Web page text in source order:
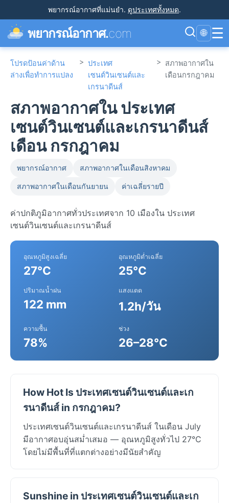
พยากรณ์อากาศที่แม่นยำ. ดูประเทศทั้งหมด.
พยากรณ์อากาศ.com 🌐 ☰
โปรดป้อนค่าด้าน
ล่างเพื่อทำการแปลง
> ประเทศ
เซนต์วินเซนต์และ
เกรนาดีนส์
> สภาพอากาศใน
เดือนกรกฎาคม
สภาพอากาศใน ประเทศ
เซนต์วินเซนต์และเกรนาดีนส์
เดือน กรกฎาคม
พยากรณ์อากาศ สภาพอากาศในเดือนสิงหาคม
สภาพอากาศในเดือนกันยายน ค่าเฉลี่ยรายปี
ค่าปกติภูมิอากาศทั่วประเทศจาก 10 เมืองใน ประเทศ
เซนต์วินเซนต์และเกรนาดีนส์
อุณหภูมิสูงเฉลี่ย
27°C
อุณหภูมิต่ำเฉลี่ย
25°C
ปริมาณน้ำฝน
122 mm
แสงแดด
1.2h/วัน
ความชื้น
78%
ช่วง
26–28°C
How Hot Is ประเทศเซนต์วินเซนต์และเก
รนาดีนส์ in กรกฎาคม?
ประเทศเซนต์วินเซนต์และเกรนาดีนส์ ในเดือน July
มีอากาศอบอุ่นสม่ำเสมอ — อุณหภูมิสูงทั่วไป 27°C
โดยไม่มีพื้นที่ที่แตกต่างอย่างมีนัยสำคัญ
Sunshine in ประเทศเซนต์วินเซนต์และเก